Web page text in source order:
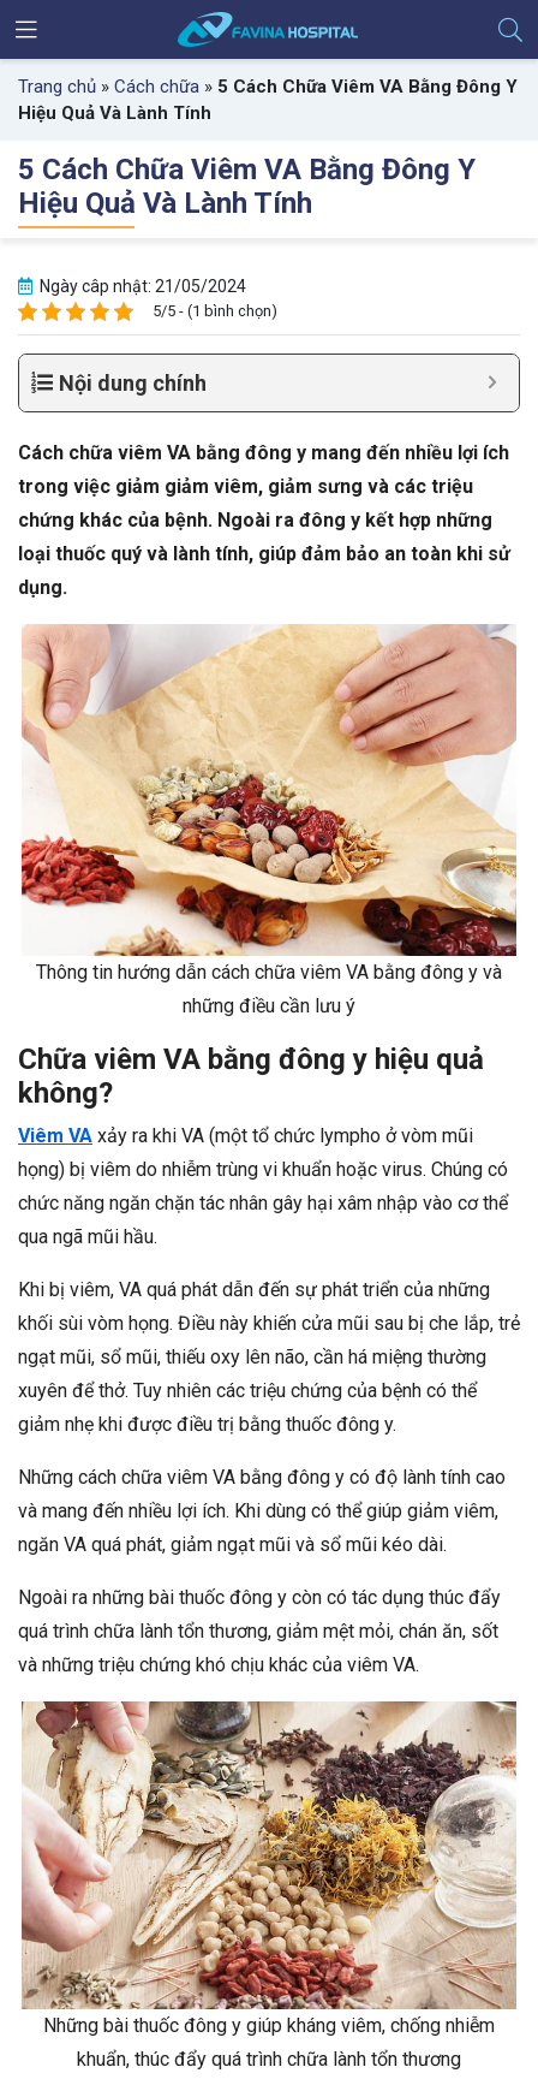
Trang chủ » Cách chữa » 5 Cách Chữa Viêm VA Bằng Đông Y
Hiệu Quả Và Lành Tính
5 Cách Chữa Viêm VA Bằng Đông Y
Hiệu Quả Và Lành Tính
Ngày câp nhật: 21/05/2024
5/5 - (1 bình chọn)
Nội dung chính
Cách chữa viêm VA bằng đông y mang đến nhiều lợi ích
trong việc giảm giảm viêm, giảm sưng và các triệu
chứng khác của bệnh. Ngoài ra đông y kết hợp những
loại thuốc quý và lành tính, giúp đảm bảo an toàn khi sử
dụng.
Thông tin hướng dẫn cách chữa viêm VA bằng đông y và
những điều cần lưu ý
Chữa viêm VA bằng đông y hiệu quả
không?
Viêm VA xảy ra khi VA (một tổ chức lympho ở vòm mũi
họng) bị viêm do nhiễm trùng vi khuẩn hoặc virus. Chúng có
chức năng ngăn chặn tác nhân gây hại xâm nhập vào cơ thể
qua ngã mũi hầu.
Khi bị viêm, VA quá phát dẫn đến sự phát triển của những
khối sùi vòm họng. Điều này khiến cửa mũi sau bị che lắp, trẻ
ngạt mũi, sổ mũi, thiếu oxy lên não, cần há miệng thường
xuyên để thở. Tuy nhiên các triệu chứng của bệnh có thể
giảm nhẹ khi được điều trị bằng thuốc đông y.
Những cách chữa viêm VA bằng đông y có độ lành tính cao
và mang đến nhiều lợi ích. Khi dùng có thể giúp giảm viêm,
ngăn VA quá phát, giảm ngạt mũi và sổ mũi kéo dài.
Ngoài ra những bài thuốc đông y còn có tác dụng thúc đẩy
quá trình chữa lành tổn thương, giảm mệt mỏi, chán ăn, sốt
và những triệu chứng khó chịu khác của viêm VA.
Những bài thuốc đông y giúp kháng viêm, chống nhiễm
khuẩn, thúc đẩy quá trình chữa lành tổn thương